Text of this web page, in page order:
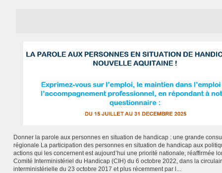
Donner la parole aux personnes en situation de handicap : une grande
régionale La participation des personnes en situation de handicap aux
actions qui les concernent est aujourd’hui une priorité nationale, réaffirmée
Comité Interministériel du Handicap (CIH) du 6 octobre 2022, dans la
interministérielle du 23 octobre 2017 et plus récemment par l...